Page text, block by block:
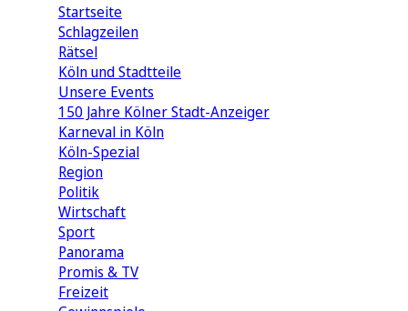
Startseite
Schlagzeilen
Rätsel
Köln und Stadtteile
Unsere Events
150 Jahre Kölner Stadt-Anzeiger
Karneval in Köln
Köln-Spezial
Region
Politik
Wirtschaft
Sport
Panorama
Promis & TV
Freizeit